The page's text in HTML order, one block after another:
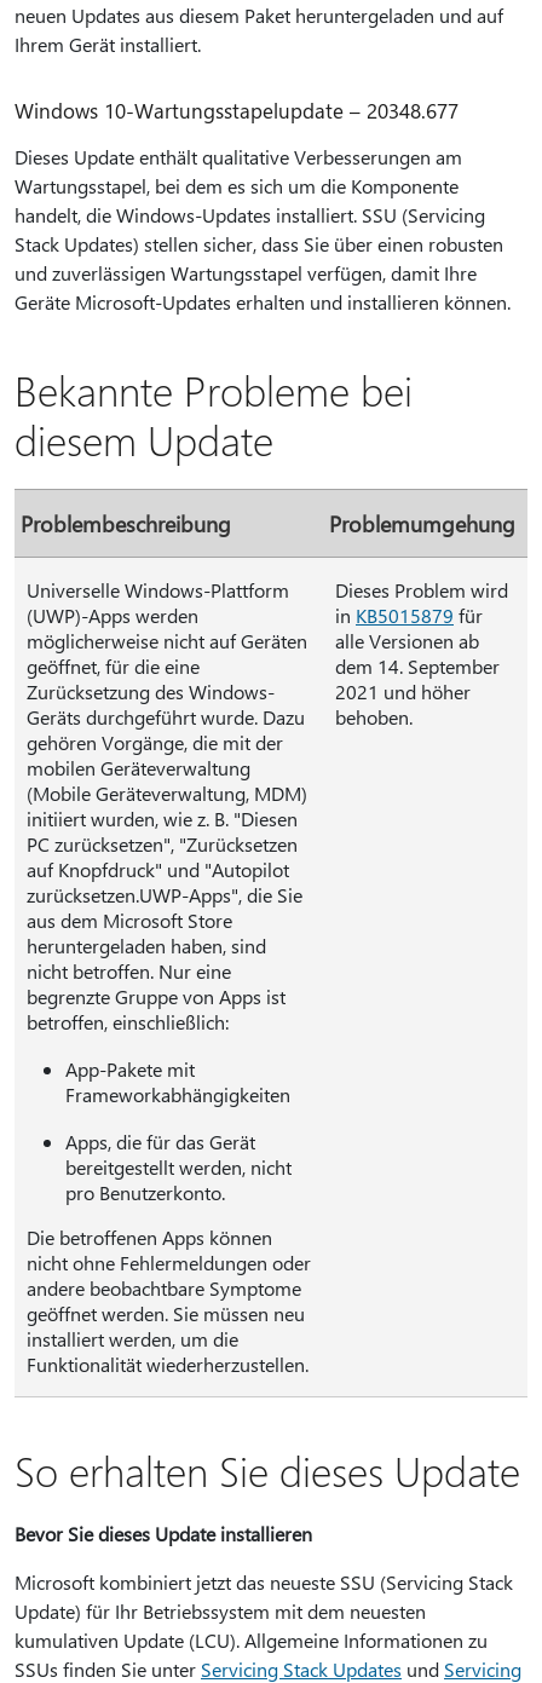
neuen Updates aus diesem Paket heruntergeladen und auf
Ihrem Gerät installiert.
Windows 10-Wartungsstapelupdate – 20348.677
Dieses Update enthält qualitative Verbesserungen am
Wartungsstapel, bei dem es sich um die Komponente
handelt, die Windows-Updates installiert. SSU (Servicing
Stack Updates) stellen sicher, dass Sie über einen robusten
und zuverlässigen Wartungsstapel verfügen, damit Ihre
Geräte Microsoft-Updates erhalten und installieren können.
Bekannte Probleme bei
diesem Update
Problembeschreibung Problemumgehung
Universelle Windows-Plattform
(UWP)-Apps werden
möglicherweise nicht auf Geräten
geöffnet, für die eine
Zurücksetzung des Windows-
Geräts durchgeführt wurde. Dazu
gehören Vorgänge, die mit der
mobilen Geräteverwaltung
(Mobile Geräteverwaltung, MDM)
initiiert wurden, wie z. B. "Diesen
PC zurücksetzen", "Zurücksetzen
auf Knopfdruck" und "Autopilot
zurücksetzen.UWP-Apps", die Sie
aus dem Microsoft Store
heruntergeladen haben, sind
nicht betroffen. Nur eine
begrenzte Gruppe von Apps ist
betroffen, einschließlich:
App-Pakete mit
Frameworkabhängigkeiten
Apps, die für das Gerät
bereitgestellt werden, nicht
pro Benutzerkonto.
Die betroffenen Apps können
nicht ohne Fehlermeldungen oder
andere beobachtbare Symptome
geöffnet werden. Sie müssen neu
installiert werden, um die
Funktionalität wiederherzustellen.
Dieses Problem wird
in KB5015879 für
alle Versionen ab
dem 14. September
2021 und höher
behoben.
So erhalten Sie dieses Update
Bevor Sie dieses Update installieren
Microsoft kombiniert jetzt das neueste SSU (Servicing Stack
Update) für Ihr Betriebssystem mit dem neuesten
kumulativen Update (LCU). Allgemeine Informationen zu
SSUs finden Sie unter Servicing Stack Updates und Servicing